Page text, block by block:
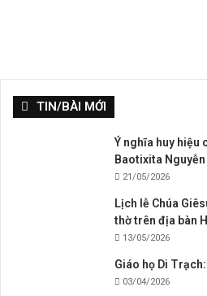
TIN/BÀI MỚI
Ý nghĩa huy hiệu
Baotixita
21/05/2026
Lịch lễ Chúa
thờ trên địa bàn
13/05/2026
Giáo họ Di
03/04/2026